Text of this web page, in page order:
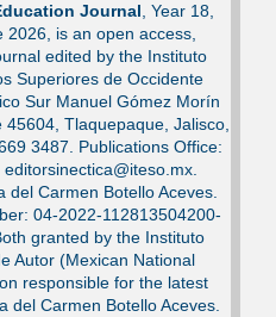
Journal, Year 18,
2026, is an open access,
edited by the Instituto
Superiores de Occidente
Sur Manuel Gómez Morín
Tlaquepaque, Jalisco,
3487. Publications Office:
del Carmen Botello Aceves.
04-2022-112813504200-
granted by the Instituto
Autor (Mexican National
responsible for the latest
del Carmen Botello Aceves.